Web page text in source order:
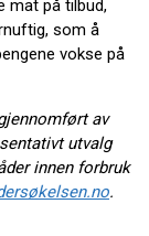
mat på tilbud,
som å
vokse på
av
utvalg
innen forbruk
.